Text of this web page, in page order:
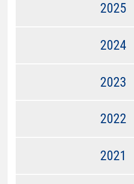
2025
2024
2023
2022
2021